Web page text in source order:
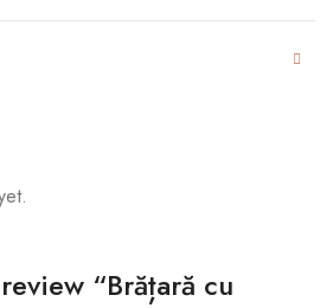
“Brățară cu